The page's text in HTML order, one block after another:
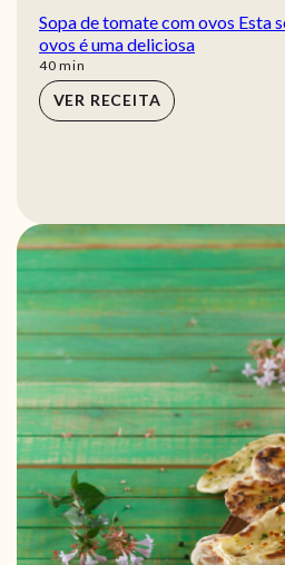
Sopa de tomate com ovos Esta
ovos é uma deliciosa
40min
min
VER RECEITA